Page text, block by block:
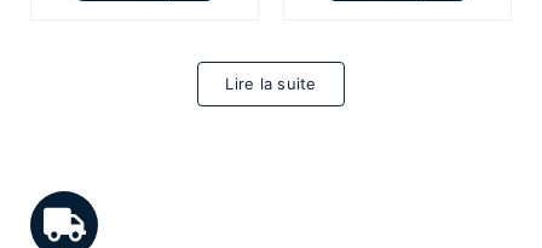
Lire la suite